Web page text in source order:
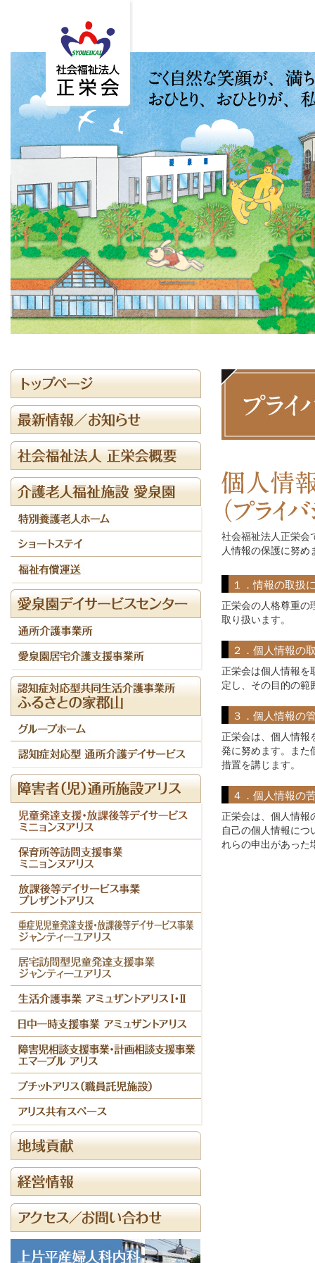
社会福祉法人正栄会
人情報の保護に努め
１．情報の取扱
正栄会の人格尊重の
取り扱います。
２．個人情報の
正栄会は個人情報を
定し、その目的の範
３．個人情報の
正栄会は、個人情報
発に努めます。また
措置を講じます。
４．個人情報の
正栄会は、個人情報
自己の個人情報につ
れらの申出があった